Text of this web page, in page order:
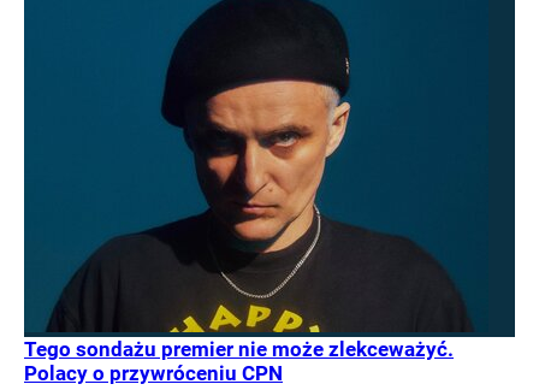
Tego sondażu premier nie może zlekceważyć.
Polacy o przywróceniu CPN